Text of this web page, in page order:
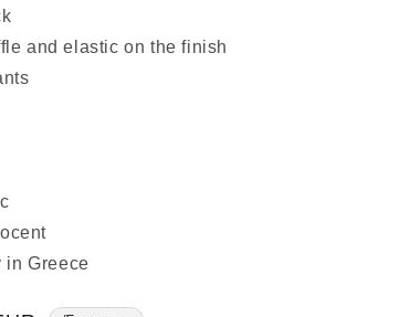
and elastic on the finish
in Greece